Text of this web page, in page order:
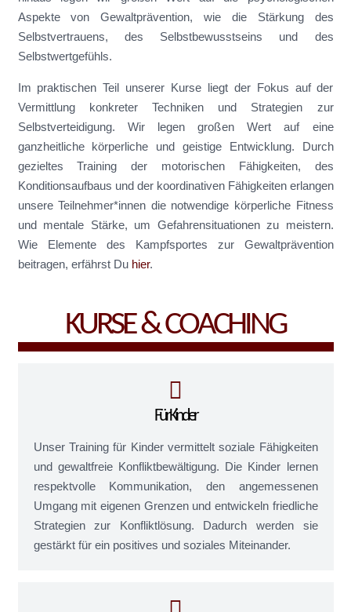
Aspekte von Gewaltprävention, wie die Stärkung des
Selbstvertrauens, des Selbstbewusstseins und des
Selbstwertgefühls.
Im praktischen Teil unserer Kurse liegt der Fokus auf der
Vermittlung konkreter Techniken und Strategien zur
Selbstverteidigung. Wir legen großen Wert auf eine
ganzheitliche körperliche und geistige Entwicklung. Durch
gezieltes Training der motorischen Fähigkeiten, des
Konditionsaufbaus und der koordinativen Fähigkeiten erlangen
unsere Teilnehmer*innen die notwendige körperliche Fitness
und mentale Stärke, um Gefahrensituationen zu meistern.
Wie Elemente des Kampfsportes zur Gewaltprävention
beitragen, erfährst Du hier.
KURSE & COACHING
Für Kinder
Unser Training für Kinder vermittelt soziale Fähigkeiten
und gewaltfreie Konfliktbewältigung. Die Kinder lernen
respektvolle Kommunikation, den angemessenen
Umgang mit eigenen Grenzen und entwickeln friedliche
Strategien zur Konfliktlösung. Dadurch werden sie
gestärkt für ein positives und soziales Miteinander.